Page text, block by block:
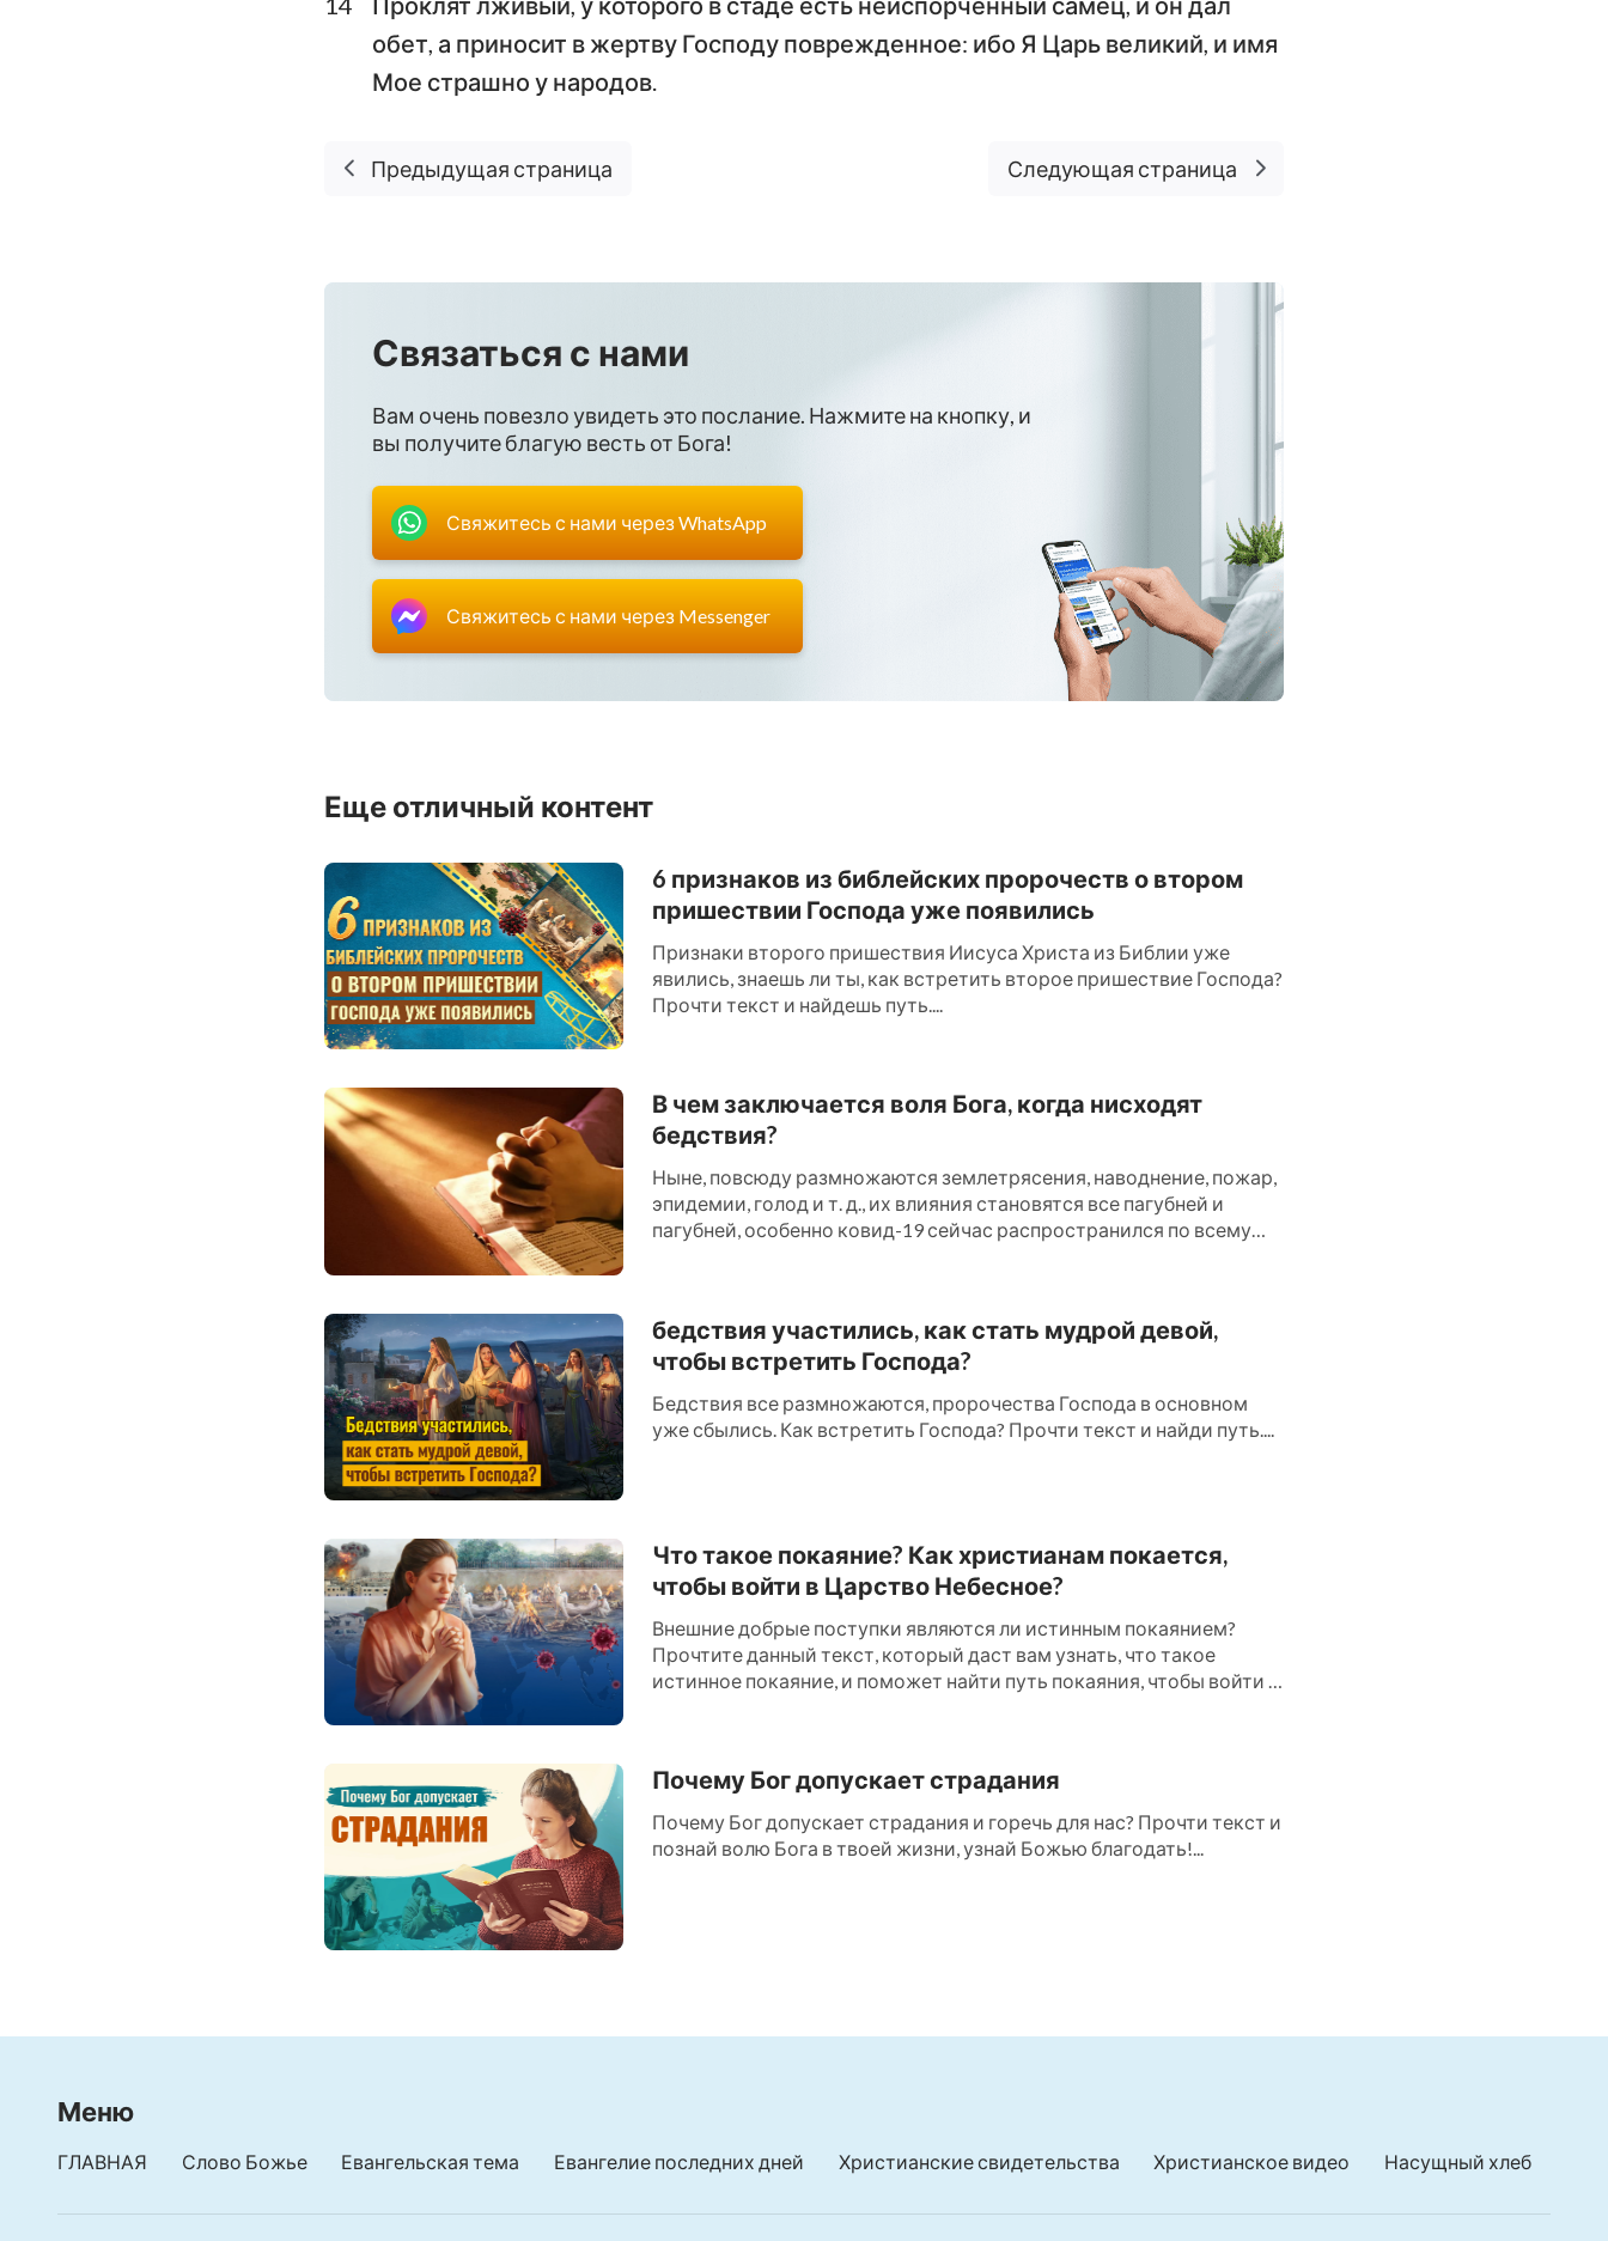
обет, а приносит в жертву Господу поврежденное: ибо Я Царь великий, и имя
Мое страшно у народов.
Предыдущая страница Следующая страница
Связаться с нами
Вам очень повезло увидеть это послание. Нажмите на кнопку, и
вы получите благую весть от Бога!
Свяжитесь с нами через WhatsApp
Свяжитесь с нами через Messenger
Еще отличный контент
6 признаков из библейских пророчеств о втором
пришествии Господа уже появились
Признаки второго пришествия Иисуса Христа из Библии уже
явились, знаешь ли ты, как встретить второе пришествие Господа?
Прочти текст и найдешь путь....
В чем заключается воля Бога, когда нисходят
бедствия?
Ныне, повсюду размножаются землетрясения, наводнение, пожар,
эпидемии, голод и т. д., их влияния становятся все пагубней и
пагубней, особенно ковид-19 сейчас распространился по всему
бедствия участились, как стать мудрой девой,
чтобы встретить Господа?
Бедствия все размножаются, пророчества Господа в основном
уже сбылись. Как встретить Господа? Прочти текст и найди путь....
Что такое покаяние? Как христианам покается,
чтобы войти в Царство Небесное?
Внешние добрые поступки являются ли истинным покаянием?
Прочтите данный текст, который даст вам узнать, что такое
истинное покаяние, и поможет найти путь покаяния, чтобы войти в
Почему Бог допускает страдания
Почему Бог допускает страдания и горечь для нас? Прочти текст и
познай волю Бога в твоей жизни, узнай Божью благодать!...
Меню
ГЛАВНАЯ Слово Божье Евангельская тема Евангелие последних дней Христианские свидетельства Христианское видео Насущный хлеб